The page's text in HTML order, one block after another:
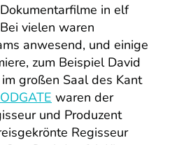
in elf
vielen waren
anwesend, und einige
zum Beispiel David
im großen Saal des Kant
waren der
und Produzent
Regisseur